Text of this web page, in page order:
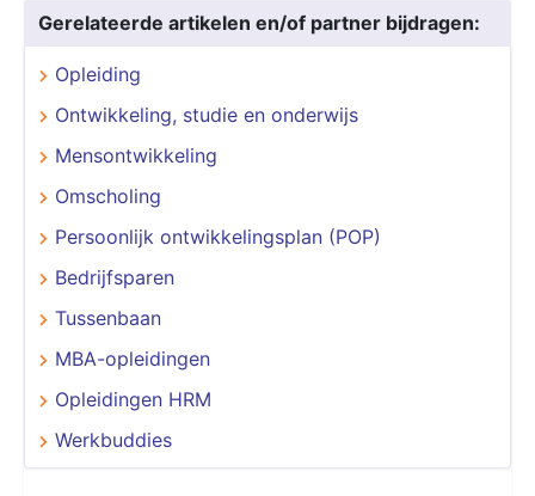
Gerelateerde artikelen en/of partner bijdragen:
Opleiding
Ontwikkeling, studie en onderwijs
Mensontwikkeling
Omscholing
Persoonlijk ontwikkelingsplan (POP)
Bedrijfsparen
Tussenbaan
MBA-opleidingen
Opleidingen HRM
Werkbuddies